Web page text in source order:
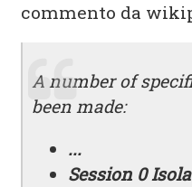
commento da
A number of
been made:
...
Session 0